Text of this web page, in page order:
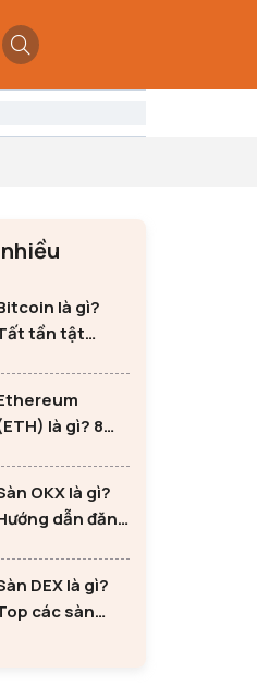
là gì?
tần tật
là gì? 8
Ethereum
OKX là gì?
dẫn đăng
DEX là gì?
các sàn